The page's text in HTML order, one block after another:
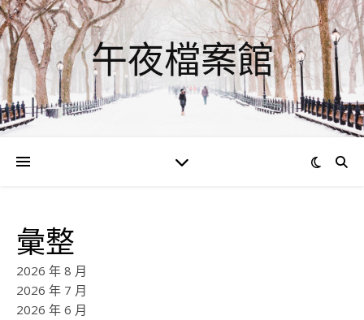
午夜檔案館
彙整
2026 年 8 月
2026 年 7 月
2026 年 6 月